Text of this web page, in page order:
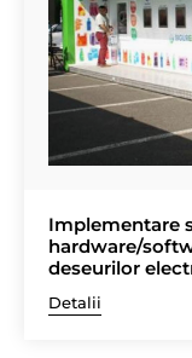
Implementare
hardware/
deseurilor
Detalii